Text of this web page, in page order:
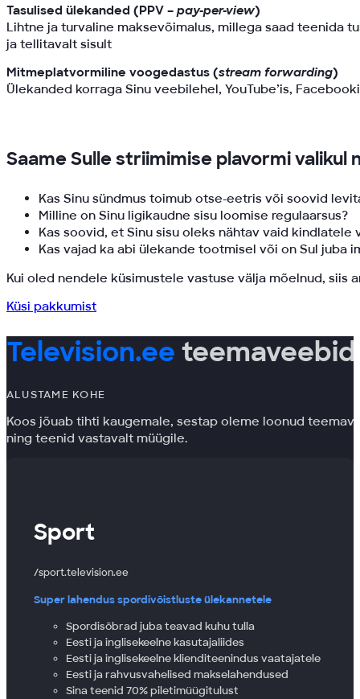
Tasulised ülekanded (PPV – pay-per-view)
Lihtne ja turvaline maksevõimalus, millega saad teenida
ja tellitavalt sisult
Mitmeplatvormiline voogedastus (stream forwarding)
Ülekanded korraga Sinu veebilehel, YouTube’is,
Saame Sulle striimimise plavormi valikul
Kas Sinu sündmus toimub otse-eetris või soovid
Milline on Sinu ligikaudne sisu loomise regulaarsus?
Kas soovid, et Sinu sisu oleks nähtav vaid
Kas vajad ka abi ülekande tootmisel või on Sul juba
Kui oled nendele küsimustele vastuse välja mõelnud, siis
Küsi pakkumist
Television.ee teemaveebid
ALUSTAME KOHE
Koos jõuab tihti kaugemale, sestap oleme loonud
ning teenid vastavalt müügile.
Sport
sport.television.ee
Super lahendus spordivõistluste ülekannetele
Spordisõbrad juba teavad kuhu tulla
Eesti ja inglisekeelne kasutajaliides
Eesti ja inglisekeelne klienditeenindus vaatajatele
Eesti ja rahvusvahelised makselahendused
Sina teenid 70% piletimüügitulust